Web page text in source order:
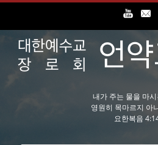
내가 주는 물을 마
영원히 목마르지 아
요한복음